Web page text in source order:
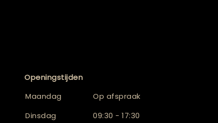
Openingstijden
Maandag
Op afspraak
Dinsdag
09:30 - 17:30